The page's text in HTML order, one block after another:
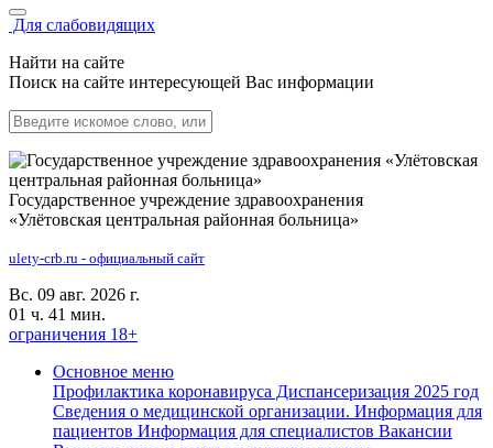
Для слабовидящих
Найти на сайте
Поиск на сайте интересующей Вас информации
Государственное учреждение здравоохранения
«Улётовская центральная районная больница»
ulety-crb.ru - официальный сайт
Вс. 09 авг. 2026 г.
01 ч. 41 мин.
ограничения 18+
Основное меню
Профилактика коронавируса Диспансеризация 2025 год
Сведения о медицинской организации. Информация для
пациентов Информация для специалистов Вакансии